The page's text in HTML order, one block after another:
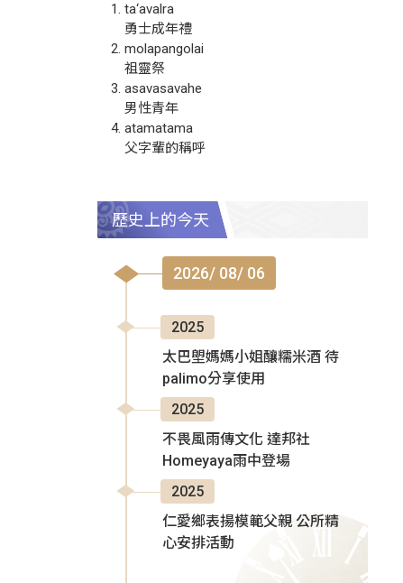
ta‘avalra
勇士成年禮
molapangolai
祖靈祭
asavasavahe
男性青年
atamatama
父字輩的稱呼
歷史上的今天
2026/ 08/ 06
2025
太巴塱媽媽小姐釀糯米酒 待
palimo分享使用
2025
不畏風雨傳文化 達邦社
Homeyaya雨中登場
2025
仁愛鄉表揚模範父親 公所精
心安排活動